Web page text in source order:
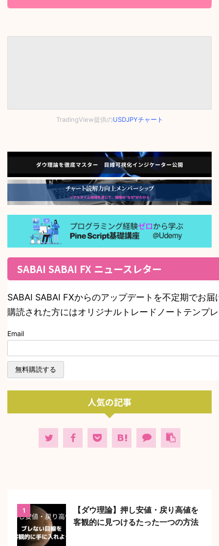
TradingView提供のUSDJPYチャート
SABAI SABAI FX ニュースレター
SABAI SABAI FXからのアップデートを不定期でお届
購読された方にはオリジナルトレードノートテンプ
Email
人気の記事
1
【ダウ理論】押し安値・戻り高値を
客観的に見つけるたった一つの方法